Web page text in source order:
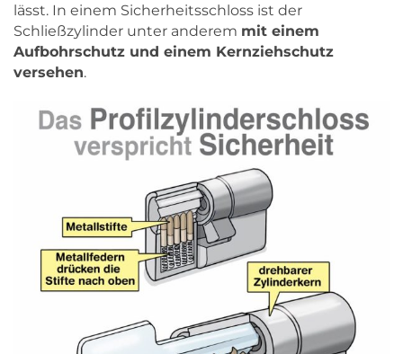
lässt. In einem Sicherheitsschloss ist der
Schließzylinder unter anderem mit einem
Aufbohrschutz und einem Kernziehschutz
versehen.